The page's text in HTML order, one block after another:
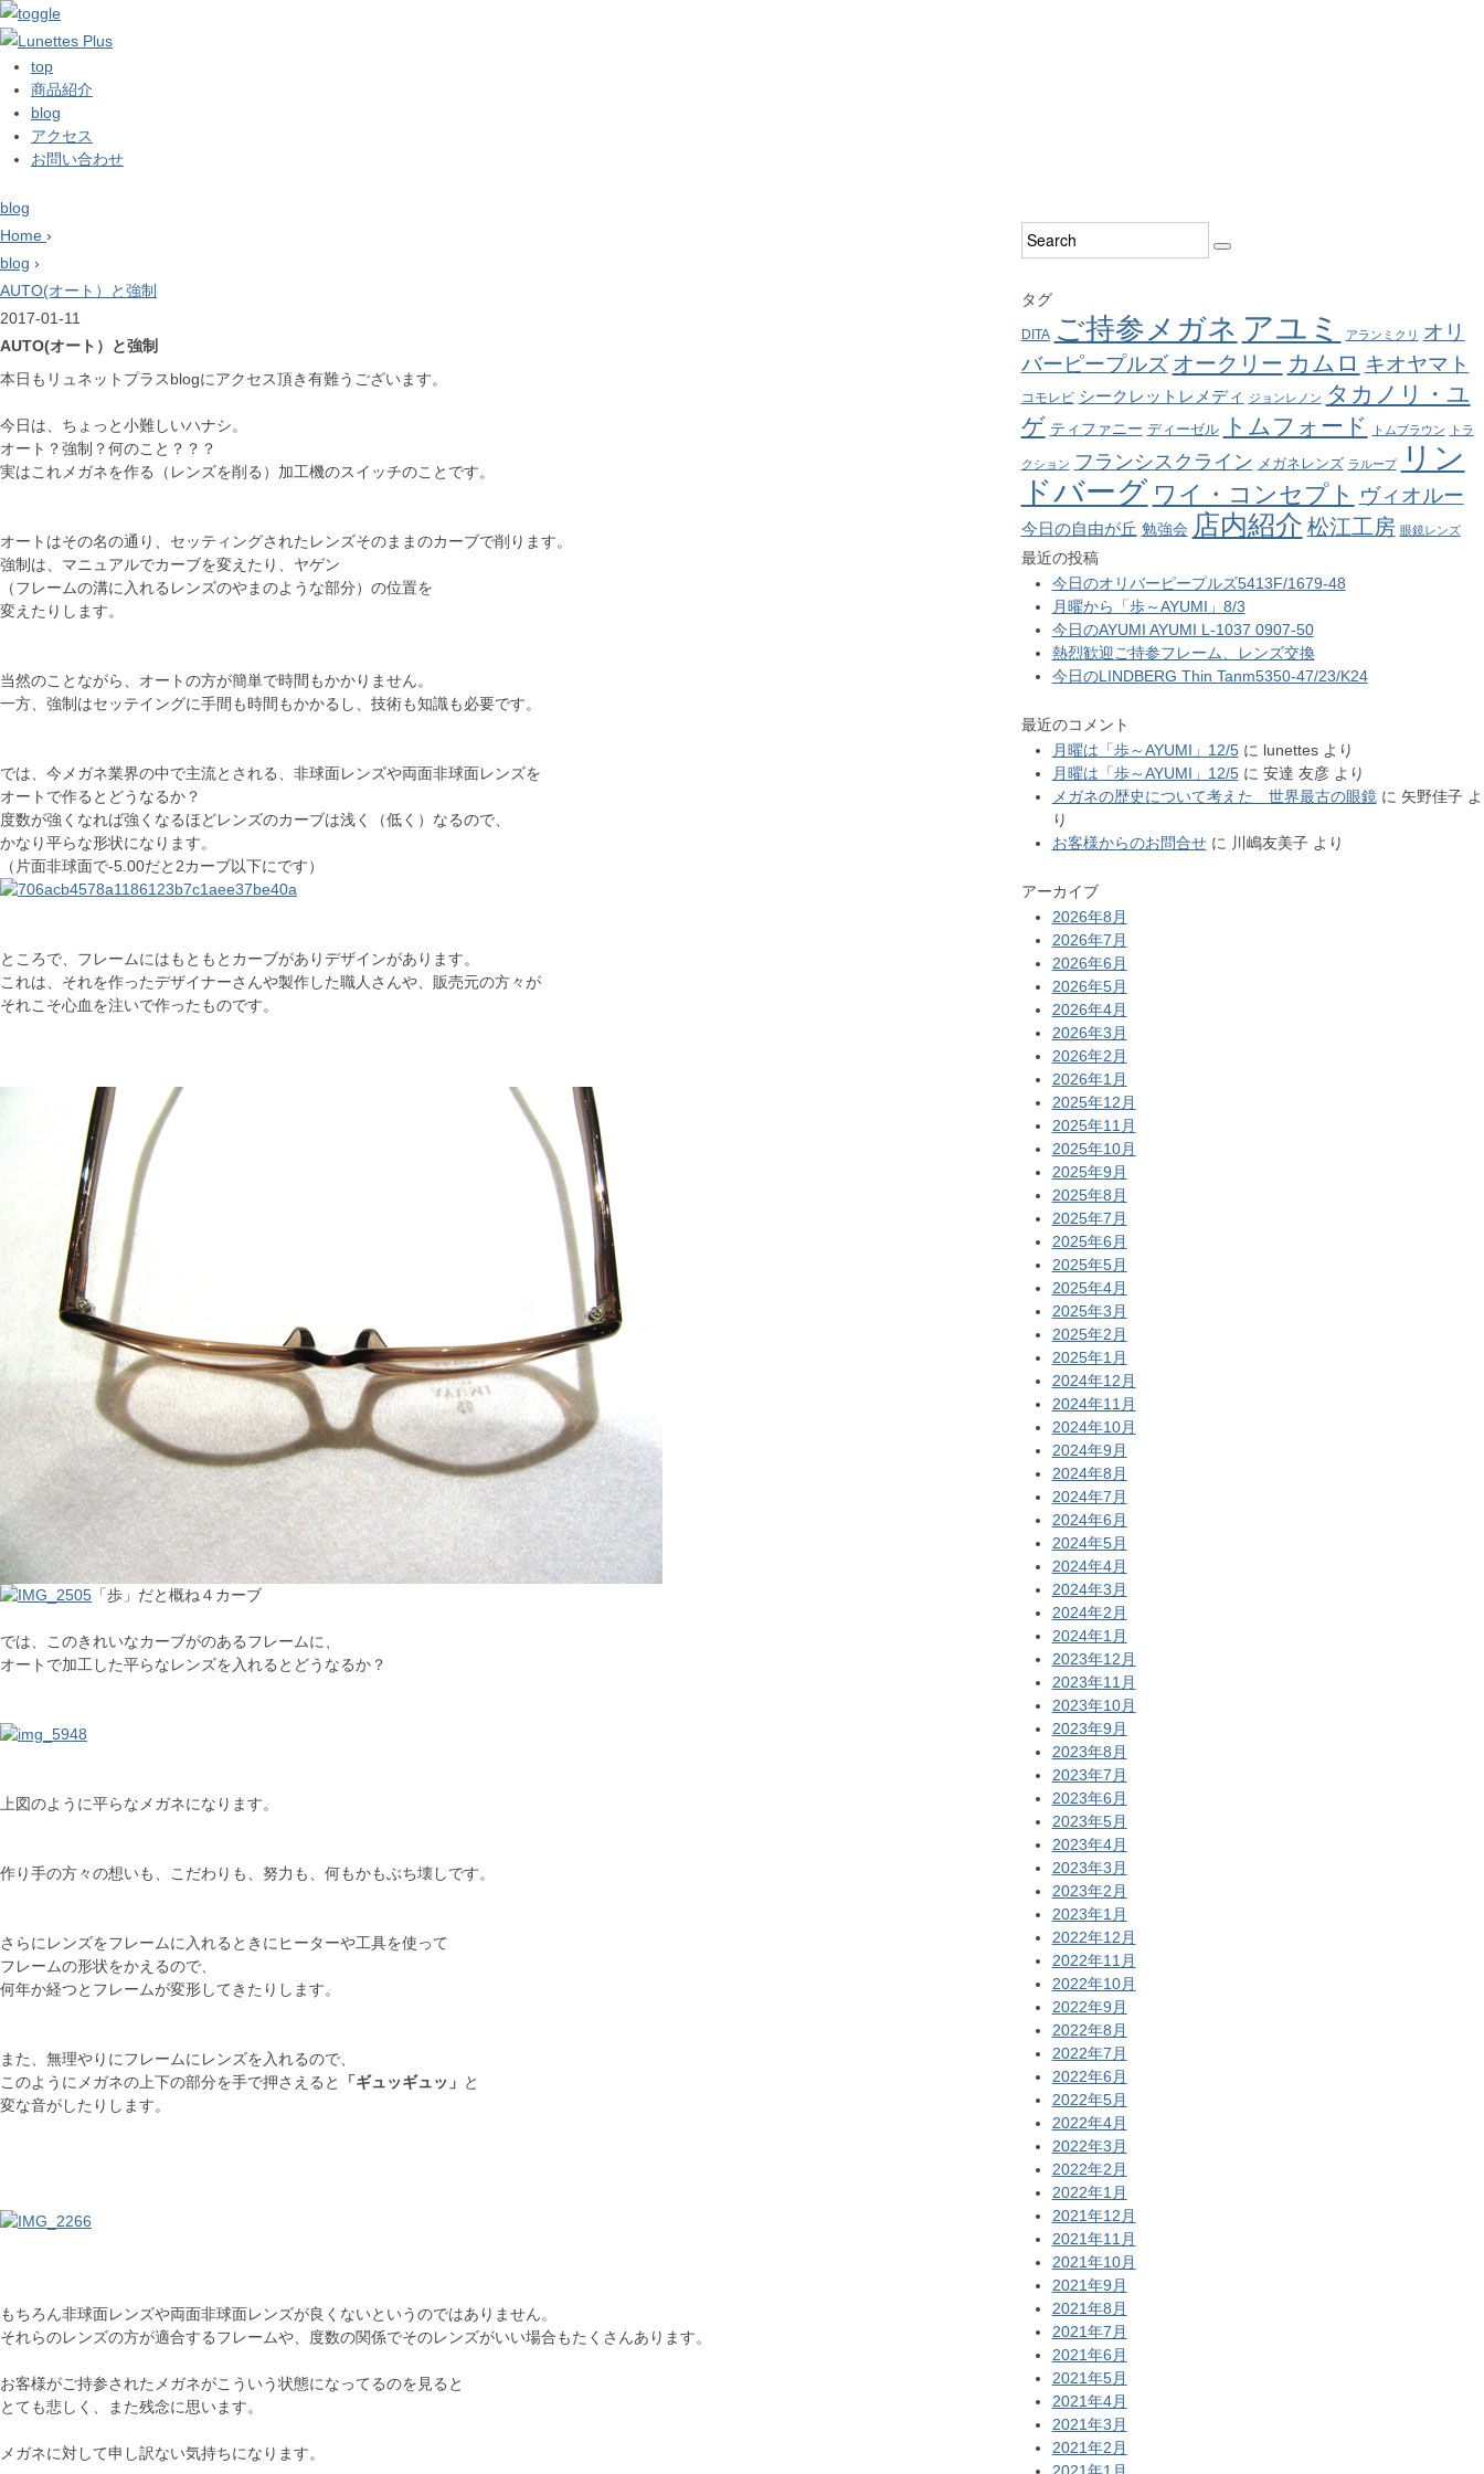
top
商品紹介
blog
アクセス
お問い合わせ
blog
Home ›
blog ›
AUTO(オート）と強制
2017-01-11
AUTO(オート）と強制
本日もリュネットプラスblogにアクセス頂き有難うございます。
今日は、ちょっと小難しいハナシ。
オート？強制？何のこと？？？
実はこれメガネを作る（レンズを削る）加工機のスイッチのことです。
オートはその名の通り、セッティングされたレンズそのままのカーブで削ります。
強制は、マニュアルでカーブを変えたり、ヤゲン
（フレームの溝に入れるレンズのやまのような部分）の位置を
変えたりします。
当然のことながら、オートの方が簡単で時間もかかりません。
一方、強制はセッテイングに手間も時間もかかるし、技術も知識も必要です。
では、今メガネ業界の中で主流とされる、非球面レンズや両面非球面レンズを
オートで作るとどうなるか？
度数が強くなれば強くなるほどレンズのカーブは浅く（低く）なるので、
かなり平らな形状になります。
（片面非球面で-5.00だと2カーブ以下にです）
ところで、フレームにはもともとカーブがありデザインがあります。
これは、それを作ったデザイナーさんや製作した職人さんや、販売元の方々が
それこそ心血を注いで作ったものです。
「歩」だと概ね４カーブ
では、このきれいなカーブがのあるフレームに、
オートで加工した平らなレンズを入れるとどうなるか？
上図のように平らなメガネになります。
作り手の方々の想いも、こだわりも、努力も、何もかもぶち壊しです。
さらにレンズをフレームに入れるときにヒーターや工具を使って
フレームの形状をかえるので、
何年か経つとフレームが変形してきたりします。
また、無理やりにフレームにレンズを入れるので、
このようにメガネの上下の部分を手で押さえると
「ギュッギュッ」 と
変な音がしたりします。
もちろん非球面レンズや両面非球面レンズが良くないというのではありません。
それらのレンズの方が適合するフレームや、度数の関係でそのレンズがいい場合もたくさんあります。
お客様がご持参されたメガネがこういう状態になってるのを見ると
とても悲しく、また残念に思います。
メガネに対して申し訳ない気持ちになります。
タグ
DITA ご持参メガネ アユミ アランミクリ
オリ
バーピープルズ オークリー カムロ キオヤマト
コモレビ シークレットレメディ ジョンレノン タカノリ・ユ
ゲ ティファニー ディーゼル トムフォード トムブラウン トラ
クション フランシスクライン メガネレンズ ラループ
リン
ドバーグ ワイ・コンセプト ヴィオルー
今日の自由が丘 勉強会 店内紹介 松江工房 眼鏡レンズ
最近の投稿
今日のオリバーピープルズ5413F/1679-48
月曜から「歩～AYUMI」8/3
今日のAYUMI AYUMI L-1037 0907-50
熱烈歓迎ご持参フレーム、レンズ交換
今日のLINDBERG Thin Tanm5350-47/23/K24
最近のコメント
月曜は「歩～AYUMI」12/5に lunettesより
月曜は「歩～AYUMI」12/5に 安達 友彦より
メガネの歴史について考えた 世界最古の眼鏡に 矢野佳子よ
り
お客様からのお問合せに 川嶋友美子より
アーカイブ
2026年8月
2026年7月
2026年6月
2026年5月
2026年4月
2026年3月
2026年2月
2026年1月
2025年12月
2025年11月
2025年10月
2025年9月
2025年8月
2025年7月
2025年6月
2025年5月
2025年4月
2025年3月
2025年2月
2025年1月
2024年12月
2024年11月
2024年10月
2024年9月
2024年8月
2024年7月
2024年6月
2024年5月
2024年4月
2024年3月
2024年2月
2024年1月
2023年12月
2023年11月
2023年10月
2023年9月
2023年8月
2023年7月
2023年6月
2023年5月
2023年4月
2023年3月
2023年2月
2023年1月
2022年12月
2022年11月
2022年10月
2022年9月
2022年8月
2022年7月
2022年6月
2022年5月
2022年4月
2022年3月
2022年2月
2022年1月
2021年12月
2021年11月
2021年10月
2021年9月
2021年8月
2021年7月
2021年6月
2021年5月
2021年4月
2021年3月
2021年2月